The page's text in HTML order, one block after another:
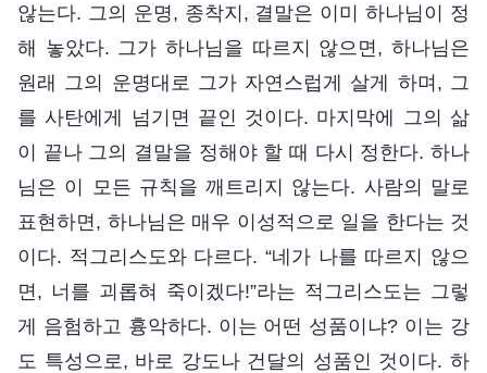
않는다. 그의 운명, 종착지, 결말은 이미 하나님이 정
해 놓았다. 그가 하나님을 따르지 않으면, 하나님은
원래 그의 운명대로 그가 자연스럽게 살게 하며, 그
를 사탄에게 넘기면 끝인 것이다. 마지막에 그의 삶
이 끝나 그의 결말을 정해야 할 때 다시 정한다. 하나
님은 이 모든 규칙을 깨트리지 않는다. 사람의 말로
표현하면, 하나님은 매우 이성적으로 일을 한다는 것
이다. 적그리스도와 다르다. “네가 나를 따르지 않으
면, 너를 괴롭혀 죽이겠다!”라는 적그리스도는 그렇
게 음험하고 흉악하다. 이는 어떤 성품이냐? 이는 강
도 특성으로, 바로 강도나 건달의 성품인 것이다. 하